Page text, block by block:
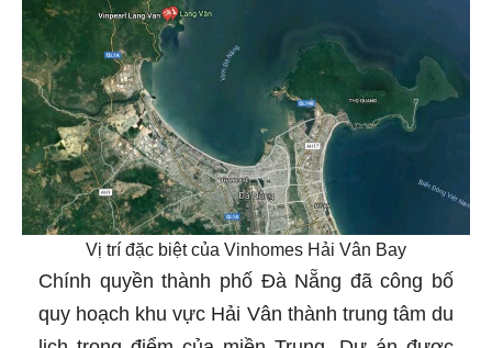
Vị trí đặc biệt của Vinhomes Hải Vân Bay
Chính quyền thành phố Đà Nẵng đã công bố
quy hoạch khu vực Hải Vân thành trung tâm du